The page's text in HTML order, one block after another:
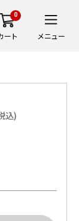
0
ート メニュー
込)